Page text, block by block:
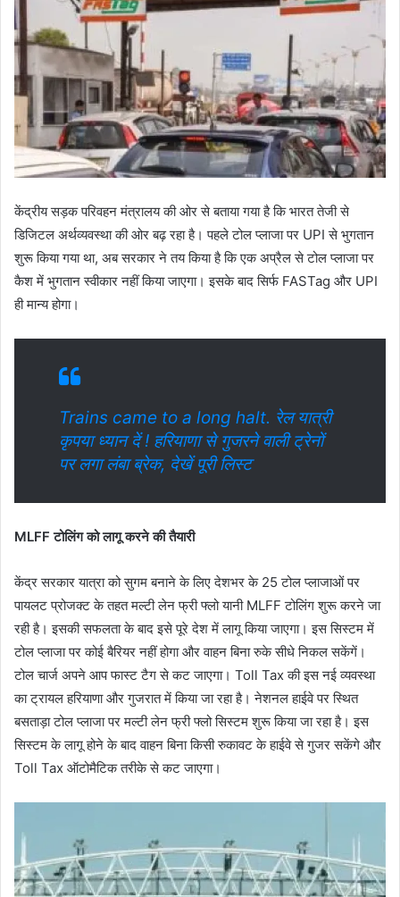
केंद्रीय सड़क परिवहन मंत्रालय की ओर से बताया गया है कि भारत तेजी से
डिजिटल अर्थव्यवस्था की ओर बढ़ रहा है। पहले टोल प्लाजा पर UPI से भुगतान
शुरू किया गया था, अब सरकार ने तय किया है कि एक अप्रैल से टोल प्लाजा पर
कैश में भुगतान स्वीकार नहीं किया जाएगा। इसके बाद सिर्फ FASTag और UPI
ही मान्य होगा।
Trains came to a long halt. रेल यात्री
कृपया ध्यान दें ! हरियाणा से गुजरने वाली ट्रेनों
पर लगा लंबा ब्रेक, देखें पूरी लिस्ट
MLFFटोलिंग को लागू करने की तैयारी
केंद्र सरकार यात्रा को सुगम बनाने के लिए देशभर के 25 टोल प्लाजाओं पर
पायलट प्रोजक्ट के तहत मल्टी लेन फ्री फ्लो यानी MLFF टोलिंग शुरू करने जा
रही है। इसकी सफलता के बाद इसे पूरे देश में लागू किया जाएगा। इस सिस्टम में
टोल प्लाजा पर कोई बैरियर नहीं होगा और वाहन बिना रुके सीधे निकल सकेंगें।
टोल चार्ज अपने आप फास्ट टैग से कट जाएगा। Toll Tax की इस नई व्यवस्था
का ट्रायल हरियाणा और गुजरात में किया जा रहा है। नेशनल हाईवे पर स्थित
बसताड़ा टोल प्लाजा पर मल्टी लेन फ्री फ्लो सिस्टम शुरू किया जा रहा है। इस
सिस्टम के लागू होने के बाद वाहन बिना किसी रुकावट के हाईवे से गुजर सकेंगे और
Toll Tax ऑटोमैटिक तरीके से कट जाएगा।